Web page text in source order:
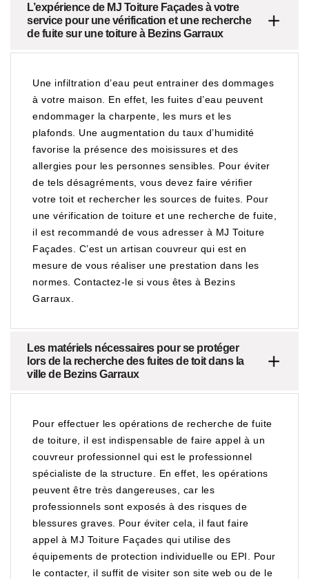
L’expérience de MJ Toiture Façades à votre
service pour une vérification et une recherche
de fuite sur une toiture à Bezins Garraux
Une infiltration d’eau peut entrainer des dommages
à votre maison. En effet, les fuites d’eau peuvent
endommager la charpente, les murs et les
plafonds. Une augmentation du taux d’humidité
favorise la présence des moisissures et des
allergies pour les personnes sensibles. Pour éviter
de tels désagréments, vous devez faire vérifier
votre toit et rechercher les sources de fuites. Pour
une vérification de toiture et une recherche de fuite,
il est recommandé de vous adresser à MJ Toiture
Façades. C’est un artisan couvreur qui est en
mesure de vous réaliser une prestation dans les
normes. Contactez-le si vous êtes à Bezins
Garraux.
Les matériels nécessaires pour se protéger
lors de la recherche des fuites de toit dans la
ville de Bezins Garraux
Pour effectuer les opérations de recherche de fuite
de toiture, il est indispensable de faire appel à un
couvreur professionnel qui est le professionnel
spécialiste de la structure. En effet, les opérations
peuvent être très dangereuses, car les
professionnels sont exposés à des risques de
blessures graves. Pour éviter cela, il faut faire
appel à MJ Toiture Façades qui utilise des
équipements de protection individuelle ou EPI. Pour
le contacter, il suffit de visiter son site web ou de le